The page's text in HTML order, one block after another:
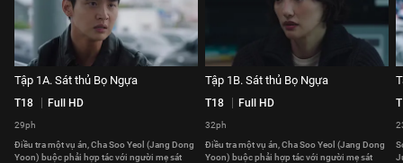
Tập 1A. Sát thủ Bọ Ngựa
T18 Full HD
29ph
Điều tra một vụ án, Cha Soo Yeol (Jang Dong
Yoon) buộc phải hợp tác với người mẹ sát
Tập 1B. Sát thủ Bọ Ngựa
T18 Full HD
32ph
Điều tra một vụ án, Cha Soo Yeol (Jang Dong
Yoon) buộc phải hợp tác với người mẹ sát